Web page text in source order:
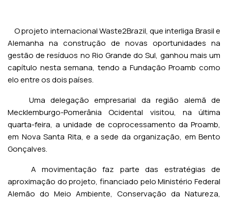
O projeto internacional Waste2Brazil, que interliga Brasil e
Alemanha na construção de novas oportunidades na
gestão de resíduos no Rio Grande do Sul, ganhou mais um
capítulo nesta semana, tendo a Fundação Proamb como
elo entre os dois países.
Uma delegação empresarial da região alemã de
Mecklemburgo-Pomerânia Ocidental visitou, na última
quarta-feira, a unidade de coprocessamento da Proamb,
em Nova Santa Rita, e a sede da organização, em Bento
Gonçalves.
A movimentação faz parte das estratégias de
aproximação do projeto, financiado pelo Ministério Federal
Alemão do Meio Ambiente, Conservação da Natureza,